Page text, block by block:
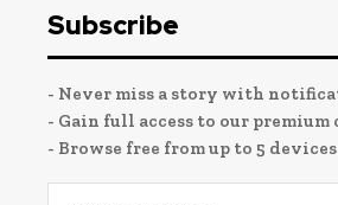
Subscribe
- Never miss a story with
- Gain full access to our
- Browse free from up to 5